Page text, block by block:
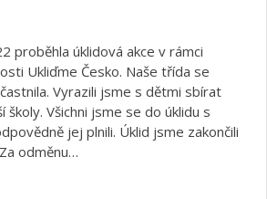
proběhla úklidová akce v rámci
Ukliďme Česko. Naše třída se
Vyrazili jsme s dětmi sbírat
školy. Všichni jsme se do úklidu s
jej plnili. Úklid jsme zakončili
odměnu…